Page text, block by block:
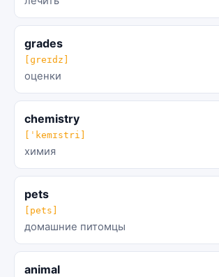
grades
[ɡreɪdz]
оценки
chemistry
[ˈkemɪstri]
химия
pets
[pets]
домашние питомцы
animal